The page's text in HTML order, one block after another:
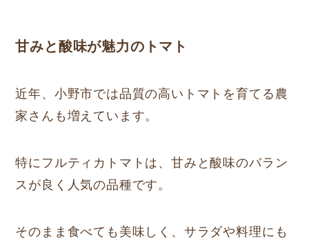
甘みと酸味が魅力のトマト
近年、小野市では品質の高いトマトを育てる農
家さんも増えています。
特にフルティカトマトは、甘みと酸味のバラン
スが良く人気の品種です。
そのまま食べても美味しく、サラダや料理にも